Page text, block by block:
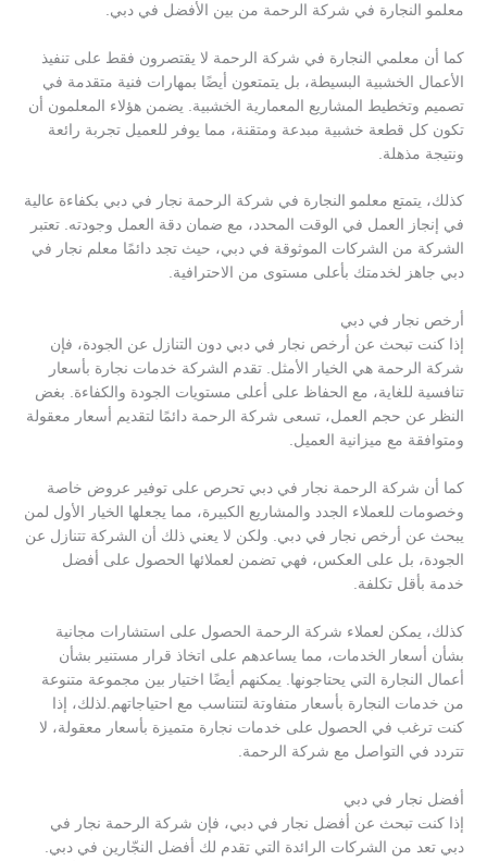
معلمو النجارة في شركة الرحمة من بين الأفضل في دبي.
كما أن معلمي النجارة في شركة الرحمة لا يقتصرون فقط على تنفيذ
الأعمال الخشبية البسيطة، بل يتمتعون أيضًا بمهارات فنية متقدمة في
تصميم وتخطيط المشاريع المعمارية الخشبية. يضمن هؤلاء المعلمون أن
تكون كل قطعة خشبية مبدعة ومتقنة، مما يوفر للعميل تجربة رائعة
ونتيجة مذهلة.
كذلك، يتمتع معلمو النجارة في شركة الرحمة نجار في دبي بكفاءة عالية
في إنجاز العمل في الوقت المحدد، مع ضمان دقة العمل وجودته. تعتبر
الشركة من الشركات الموثوقة في دبي، حيث تجد دائمًا معلم نجار في
دبي جاهز لخدمتك بأعلى مستوى من الاحترافية.
أرخص نجار في دبي
إذا كنت تبحث عن أرخص نجار في دبي دون التنازل عن الجودة، فإن
شركة الرحمة هي الخيار الأمثل. تقدم الشركة خدمات نجارة بأسعار
تنافسية للغاية، مع الحفاظ على أعلى مستويات الجودة والكفاءة. بغض
النظر عن حجم العمل، تسعى شركة الرحمة دائمًا لتقديم أسعار معقولة
ومتوافقة مع ميزانية العميل.
كما أن شركة الرحمة نجار في دبي تحرص على توفير عروض خاصة
وخصومات للعملاء الجدد والمشاريع الكبيرة، مما يجعلها الخيار الأول لمن
يبحث عن أرخص نجار في دبي. ولكن لا يعني ذلك أن الشركة تتنازل عن
الجودة، بل على العكس، فهي تضمن لعملائها الحصول على أفضل
خدمة بأقل تكلفة.
كذلك، يمكن لعملاء شركة الرحمة الحصول على استشارات مجانية
بشأن أسعار الخدمات، مما يساعدهم على اتخاذ قرار مستنير بشأن
أعمال النجارة التي يحتاجونها. يمكنهم أيضًا اختيار بين مجموعة متنوعة
من خدمات النجارة بأسعار متفاوتة لتتناسب مع احتياجاتهم.لذلك، إذا
كنت ترغب في الحصول على خدمات نجارة متميزة بأسعار معقولة، لا
تتردد في التواصل مع شركة الرحمة.
أفضل نجار في دبي
إذا كنت تبحث عن أفضل نجار في دبي، فإن شركة الرحمة نجار في
دبي تعد من الشركات الرائدة التي تقدم لك أفضل النجّارين في دبي.